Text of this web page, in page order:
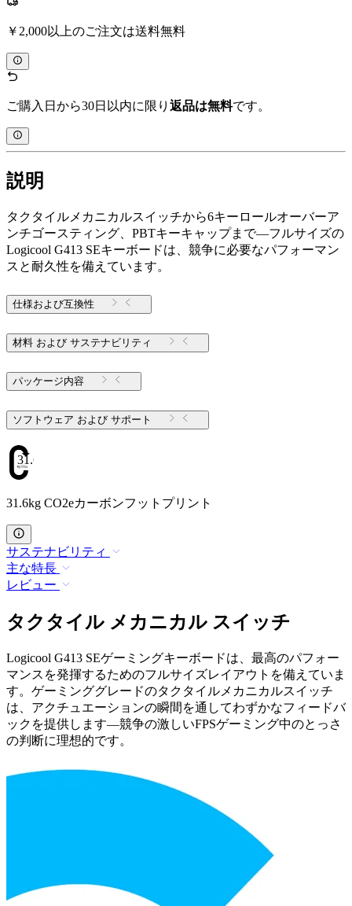
￥2,000以上のご注文は送料無料
ご購入日から30日以内に限り 返品は無料です。
説明
タクタイルメカニカルスイッチから6キーロールオーバーア
ンチゴースティング、PBTキーキャップまで—フルサイズの
Logicool G413 SEキーボードは、競争に必要なパフォーマン
スと耐久性を備えています。
仕様および互換性
材料 および サステナビリティ
パッケージ内容
ソフトウェア および サポート
31.6
31.6kg CO2eカーボンフットプリント
サステナビリティ
主な特長
レビュー
タクタイル メカニカル スイッチ
Logicool G413 SEゲーミングキーボードは、最高のパフォー
マンスを発揮するためのフルサイズレイアウトを備えていま
す。ゲーミンググレードのタクタイルメカニカルスイッチ
は、アクチュエーションの瞬間を通してわずかなフィードバ
ックを提供します—競争の激しいFPSゲーミング中のとっさ
の判断に理想的です。